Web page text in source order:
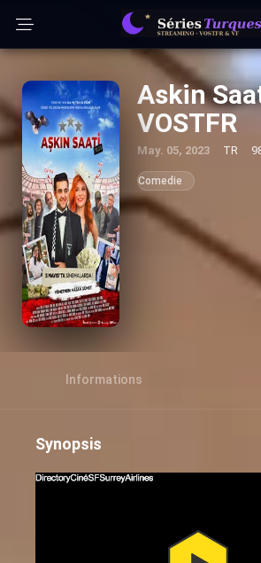
Askin
VOSTFR
May. 05, 2023 TR
Comedie
Informations
Synopsis